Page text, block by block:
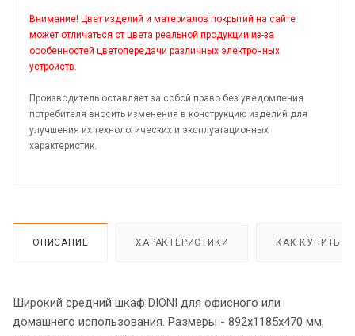
Внимание! Цвет изделий и материалов покрытий на сайте
может отличаться от цвета реальной продукции из-за
особенностей цветопередачи различных электронных
устройств.
Производитель оставляет за собой право без уведомления
потребителя вносить изменения в конструкцию изделий для
улучшения их технологических и эксплуатационных
характеристик.
ОПИСАНИЕ ХАРАКТЕРИСТИКИ КАК КУПИТЬ
Широкий средний шкаф DIONI для офисного или
домашнего использования. Размеры - 892х1185х470 мм,